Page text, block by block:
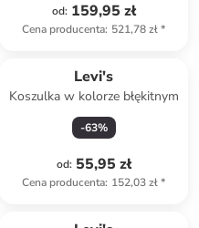
od: 159,95 zł
Cena producenta: 521,78 zł*
Levi's
Koszulka w kolorze błękitnym
-63%
od: 55,95 zł
Cena producenta: 152,03 zł*